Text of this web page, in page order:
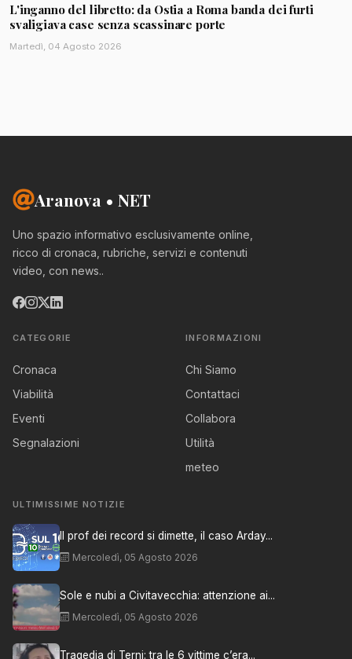
L'inganno del libretto: da Ostia a Roma banda dei furti
svaligiava case senza scassinare porte
Martedì, 04 Agosto 2026
Aranova • NET
Uno spazio informativo esclusivamente online,
ricco di cronaca, rubriche, servizi e contenuti
video, con news..
CATEGORIE
Cronaca
Viabilità
Eventi
Segnalazioni
INFORMAZIONI
Chi Siamo
Contattaci
Collabora
Utilità
meteo
ULTIMISSIME NOTIZIE
Il prof dei record si dimette, il caso Arday...
Mercoledì, 05 Agosto 2026
Sole e nubi a Civitavecchia: attenzione ai...
Mercoledì, 05 Agosto 2026
Tragedia di Terni: tra le 6 vittime c’era...